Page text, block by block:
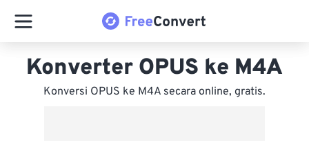
Konverter OPUS ke M4A
Konversi OPUS ke M4A secara online, gratis.